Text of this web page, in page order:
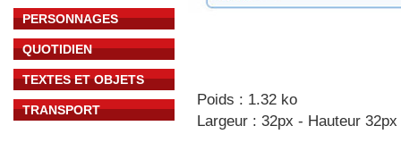
PERSONNAGES
QUOTIDIEN
TEXTES ET OBJETS
TRANSPORT
Poids : 1.32 ko
Largeur : 32px - Hauteur 32px